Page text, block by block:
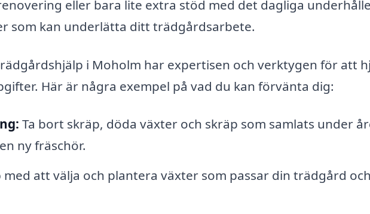
eller bara lite extra stöd med det dagliga
som kan underlätta ditt trädgårdsarbete.
i Moholm har expertisen och verktygen för att
Här är några exempel på vad du kan förvänta dig:
Ta bort skräp, döda växter och skräp som samlats under
ny fräschör.
med att välja och plantera växter som passar din trädgård och